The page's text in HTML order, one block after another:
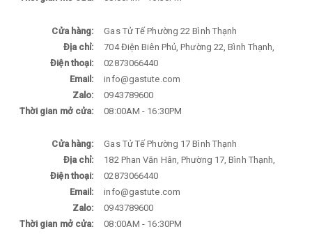
Cửa hàng:
Gas Tử Tế Phường 22 Bình Thạnh
Địa chỉ:
704 Điện Biên Phủ, Phường 22, Bình Thạnh,
Điện thoại:
02873066440
Email:
info@gastute.com
Zalo:
0943789600
Thời gian mở cửa:
08:00AM - 16:30PM
Cửa hàng:
Gas Tử Tế Phường 17 Bình Thạnh
Địa chỉ:
182 Phan Văn Hân, Phường 17, Bình Thạnh,
Điện thoại:
02873066440
Email:
info@gastute.com
Zalo:
0943789600
Thời gian mở cửa:
08:00AM - 16:30PM